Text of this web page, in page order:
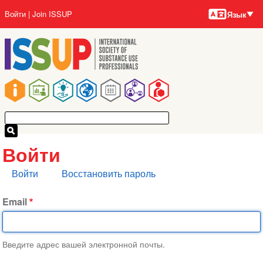
основному
содержанию
Main
navigation
User
account
menu
Войти Join ISSUP Языки
Язык
Войти
Главные
Войти Восстановить пароль
Email
Введите адрес вашей электронной почты.